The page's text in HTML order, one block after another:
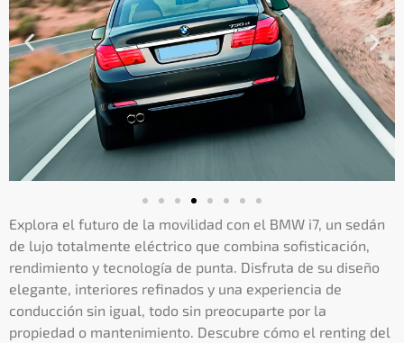
Explora el futuro de la movilidad con el BMW i7, un sedán
de lujo totalmente eléctrico que combina sofisticación,
rendimiento y tecnología de punta. Disfruta de su diseño
elegante, interiores refinados y una experiencia de
conducción sin igual, todo sin preocuparte por la
propiedad o mantenimiento. Descubre cómo el renting del